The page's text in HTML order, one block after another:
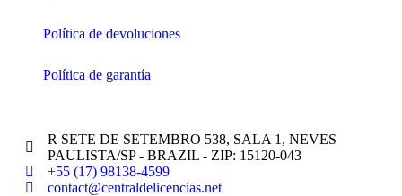
Política de devoluciones
Política de garantía
R SETE DE SETEMBRO 538, SALA 1, NEVES
PAULISTA/SP - BRAZIL - ZIP: 15120-043
+55 (17) 98138-4599
contact@centraldelicencias.net